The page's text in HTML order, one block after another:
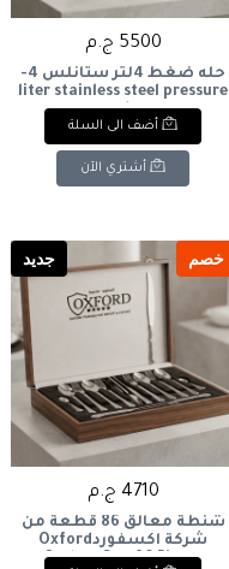
5500 ج.م
حله ضغط 4لتر ستانلس 4-
liter stainless steel pressure
cooker
أضف الى السلة
أشتري الآن
خصم جديد
4710 ج.م
شنطة معالق 86 قطعة من
شركة اكسفوردOxford
Cutlery Set, 86 Pieces